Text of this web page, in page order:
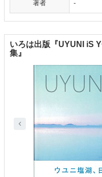
著者 -
いろは出版『UYUNI iS
集』